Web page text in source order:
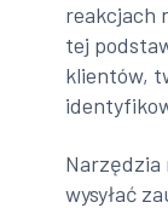
reakcjach
tej
klientów,
Narzędzia
wysyłać